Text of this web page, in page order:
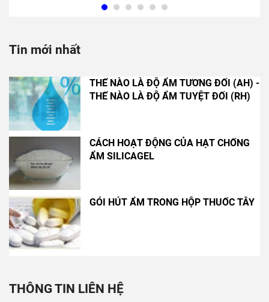
Tin mới nhất
THẾ NÀO LÀ ĐỘ ẨM TƯƠNG ĐỐI (AH) -
THẾ NÀO LÀ ĐỘ ẨM TUYỆT ĐỐI (RH)
CÁCH HOẠT ĐỘNG CỦA HẠT CHỐNG
ẨM SILICAGEL
GÓI HÚT ẨM TRONG HỘP THUỐC TÂY
THÔNG TIN LIÊN HỆ